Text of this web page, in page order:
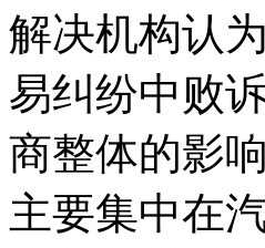
解决机构认
易纠纷中败
商整体的影
主要集中在